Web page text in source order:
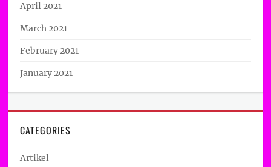
April 2021
March 2021
February 2021
January 2021
CATEGORIES
Artikel